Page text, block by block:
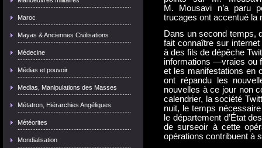
Maroc
Mayas & Anciennes Civilisations
Médecine
Médias et pouvoir
Medias, Manipulations des Masses
Métatron, Hiérarchies Angéliques
Météorites
Mondialisation
M. Mousavi n’a paru
trucages ont accentué la
Dans un second temps,
fait connaître sur
à des fils de dépêche
informations —vraies ou
et les manifestations en
ont répandu les
nouvelles à ce jour non
calendrier, la société
nuit, le temps
le département d’État
de surseoir à cette
opérations contribuent à